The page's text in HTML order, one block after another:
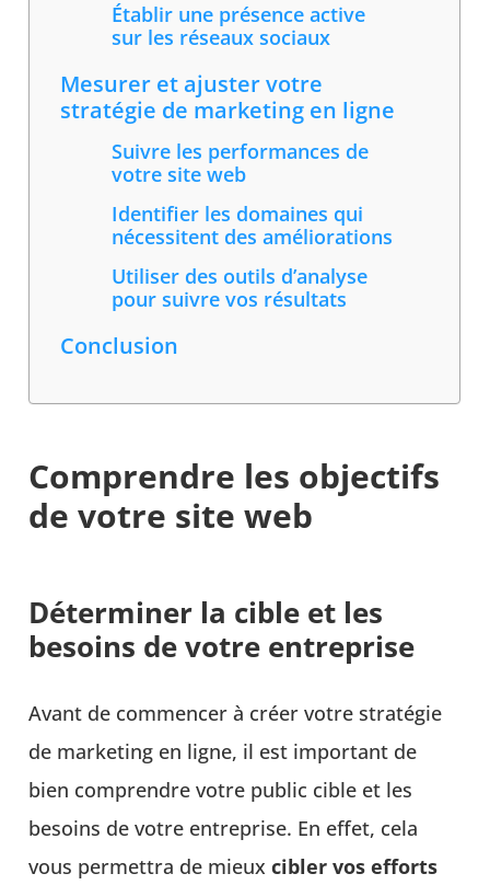
Établir une présence active
sur les réseaux sociaux
Mesurer et ajuster votre
stratégie de marketing en ligne
Suivre les performances de
votre site web
Identifier les domaines qui
nécessitent des améliorations
Utiliser des outils d’analyse
pour suivre vos résultats
Conclusion
Comprendre les objectifs
de votre site web
Déterminer la cible et les
besoins de votre entreprise
Avant de commencer à créer votre stratégie
de marketing en ligne, il est important de
bien comprendre votre public cible et les
besoins de votre entreprise. En effet, cela
vous permettra de mieuxcibler vos efforts